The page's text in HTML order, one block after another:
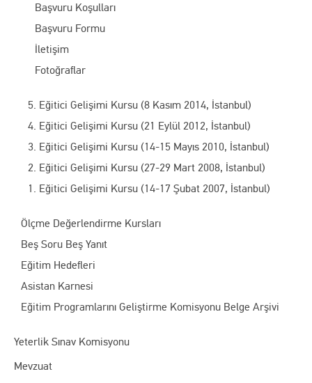
Başvuru Koşulları
Başvuru Formu
İletişim
Fotoğraflar
5. Eğitici Gelişimi Kursu (8 Kasım 2014, İstanbul)
4. Eğitici Gelişimi Kursu (21 Eylül 2012, İstanbul)
3. Eğitici Gelişimi Kursu (14-15 Mayıs 2010, İstanbul)
2. Eğitici Gelişimi Kursu (27-29 Mart 2008, İstanbul)
1. Eğitici Gelişimi Kursu (14-17 Şubat 2007, İstanbul)
Ölçme Değerlendirme Kursları
Beş Soru Beş Yanıt
Eğitim Hedefleri
Asistan Karnesi
Eğitim Programlarını Geliştirme Komisyonu Belge Arşivi
Yeterlik Sınav Komisyonu
Mevzuat